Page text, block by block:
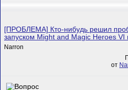
[ПРОБЛЕМА] Кто-нибудь решил
запуском Might and Magic Heroes VI
Narron
от